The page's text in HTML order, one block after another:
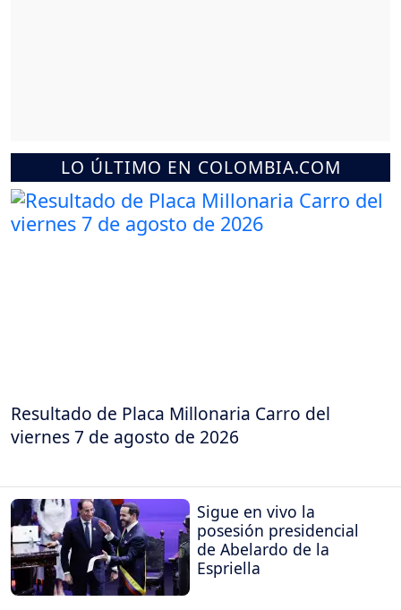
LO ÚLTIMO EN COLOMBIA.COM
Resultado de Placa Millonaria Carro del
viernes 7 de agosto de 2026
Sigue en vivo la
posesión presidencial
de Abelardo de la
Espriella